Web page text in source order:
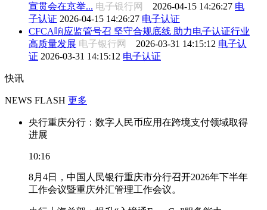
宣贯会在京举... 电子银行网 2026-04-15 14:26:27 电
子认证 2026-04-15 14:26:27 电子认证
CFCA响应监管号召 坚守合规底线 助力电子认证行业
高质量发展 电子银行网 2026-03-31 14:15:12 电子认
证 2026-03-31 14:15:12 电子认证
快讯
NEWS FLASH 更多
央行重庆分行：数字人民币应用在跨境支付领域取得
进展
10:16
8月4日，中国人民银行重庆市分行召开2026年下半年
工作会议暨重庆外汇管理工作会议。